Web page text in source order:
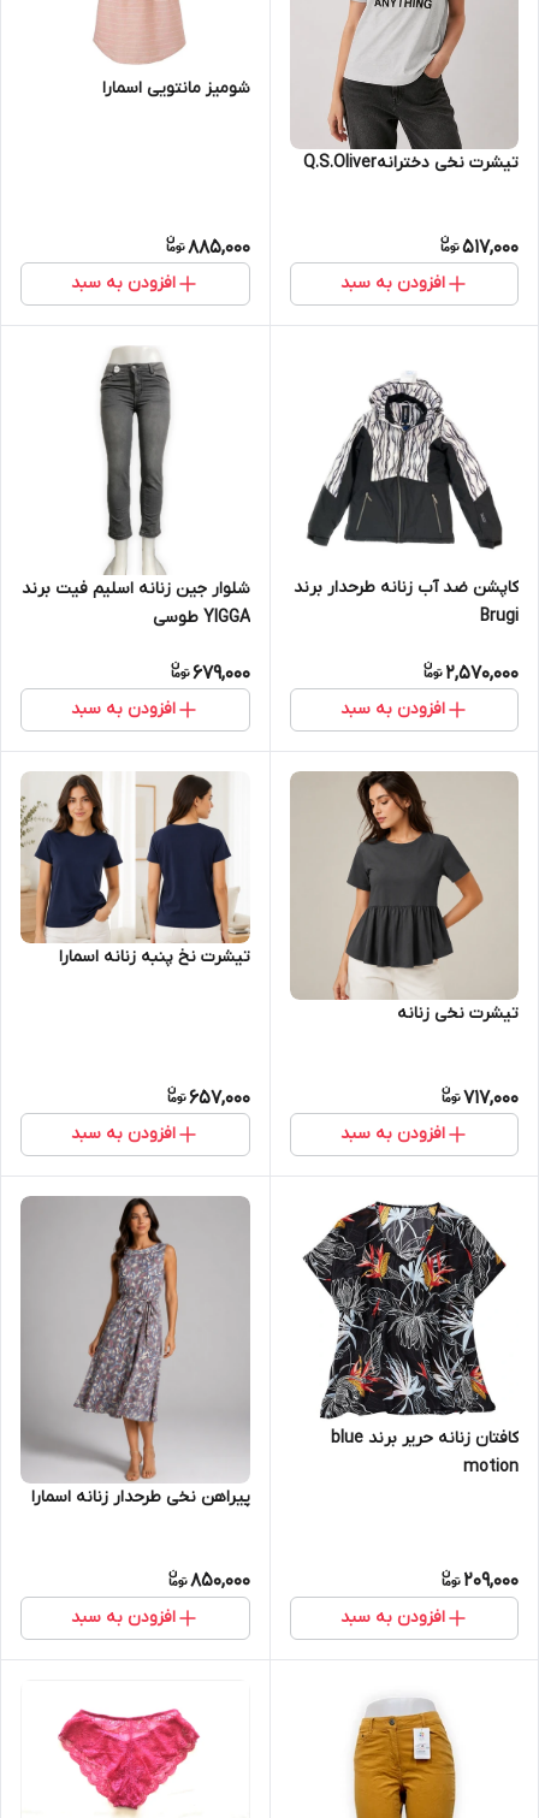
تیشرت نخی دخترانهQ.S.Oliver
517,000
افزودن به سبد
شومیز مانتویی اسمارا
885,000
افزودن به سبد
کاپشن ضد آب زنانه طرحدار برند
Brugi
2,570,000
افزودن به سبد
شلوار جین زنانه اسلیم فیت برند
YIGGA طوسی
679,000
افزودن به سبد
تیشرت نخی زنانه
717,000
افزودن به سبد
تیشرت نخ پنبه زنانه اسمارا
657,000
افزودن به سبد
کافتان زنانه حریر برند blue
motion
209,000
افزودن به سبد
پیراهن نخی طرحدار زنانه اسمارا
850,000
افزودن به سبد